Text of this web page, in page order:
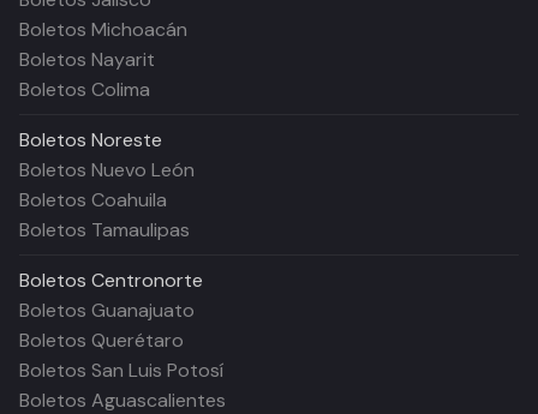
Boletos Michoacán
Boletos Nayarit
Boletos Colima
Boletos Noreste
Boletos Nuevo León
Boletos Coahuila
Boletos Tamaulipas
Boletos Centronorte
Boletos Guanajuato
Boletos Querétaro
Boletos San Luis Potosí
Boletos Aguascalientes